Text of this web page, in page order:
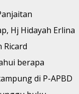
Hj Hidayah Erlina
Ricard
berapa
di P-APBD